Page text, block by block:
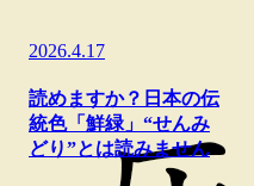
2026.4.17
読めますか？日本の伝
統色「鮮緑」“せんみ
どり”とは読みません